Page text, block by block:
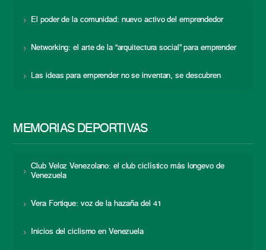
El poder de la comunidad: nuevo activo del emprendedor
Networking: el arte de la “arquitectura social” para emprender
Las ideas para emprender no se inventan, se descubren
MEMORIAS DEPORTIVAS
Club Veloz Venezolano: el club ciclístico más longevo de
Venezuela
Vera Fortique: voz de la hazaña del 41
Inicios del ciclismo en Venezuela